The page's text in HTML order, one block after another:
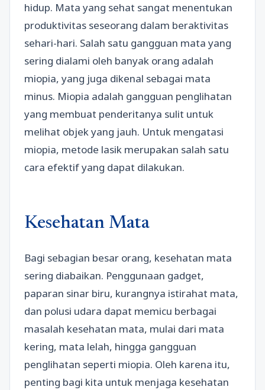
hidup. Mata yang sehat sangat menentukan
produktivitas seseorang dalam beraktivitas
sehari-hari. Salah satu gangguan mata yang
sering dialami oleh banyak orang adalah
miopia, yang juga dikenal sebagai mata
minus. Miopia adalah gangguan penglihatan
yang membuat penderitanya sulit untuk
melihat objek yang jauh. Untuk mengatasi
miopia, metode lasik merupakan salah satu
cara efektif yang dapat dilakukan.
Kesehatan Mata
Bagi sebagian besar orang, kesehatan mata
sering diabaikan. Penggunaan gadget,
paparan sinar biru, kurangnya istirahat mata,
dan polusi udara dapat memicu berbagai
masalah kesehatan mata, mulai dari mata
kering, mata lelah, hingga gangguan
penglihatan seperti miopia. Oleh karena itu,
penting bagi kita untuk menjaga kesehatan